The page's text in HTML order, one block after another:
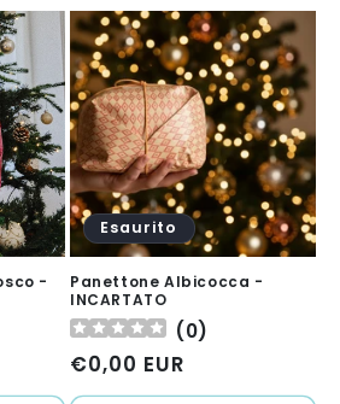
-
Esaurito
Panettone Albicocca -
INCARTATO
(0)
Prezzo
di
€0,00 EUR